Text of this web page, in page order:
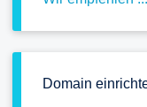
Domain